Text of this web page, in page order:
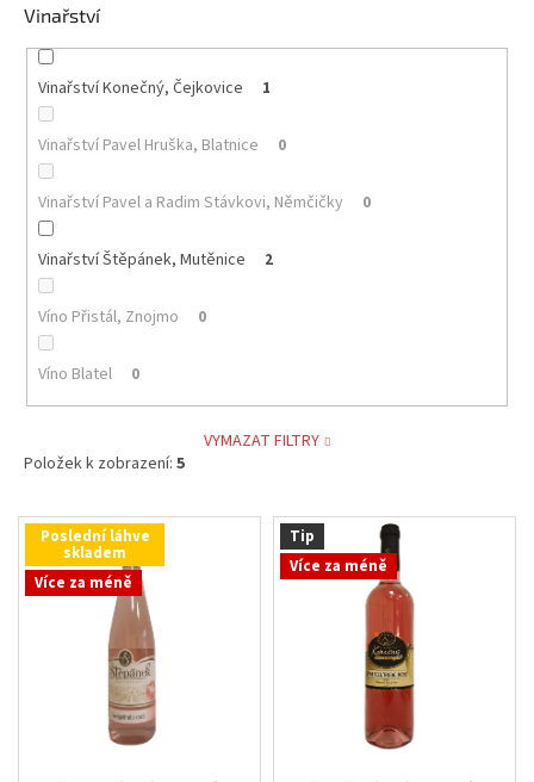
Vinařství
Vinařství Konečný, Čejkovice 1
Vinařství Pavel Hruška, Blatnice 0
Vinařství Pavel a Radim Stávkovi, Němčičky 0
Vinařství Štěpánek, Mutěnice 2
Víno Přistál, Znojmo 0
Víno Blatel 0
VYMAZAT FILTRY
Položek k zobrazení: 5
V
Poslední láhve
skladem
Více za méně
Tip
Více za méně